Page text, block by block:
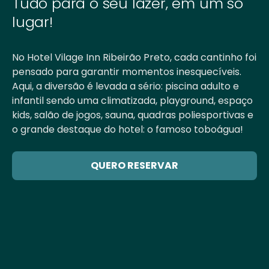
lugar!
No Hotel Vilage Inn Ribeirão Preto, cada cantinho foi
pensado para garantir momentos inesquecíveis.
Aqui, a diversão é levada a sério: piscina adulto e
infantil sendo uma climatizada, playground, espaço
kids, salão de jogos, sauna, quadras poliesportivas e
o grande destaque do hotel: o famoso toboágua!
QUERO RESERVAR